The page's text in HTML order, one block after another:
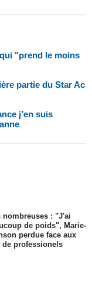
"prend le moins
partie du Star Ac
j’en suis
nombreuses : "J'ai
de poids", Marie-
perdue face aux
professionels